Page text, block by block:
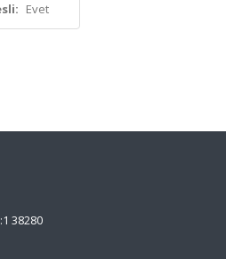
Evet
38280